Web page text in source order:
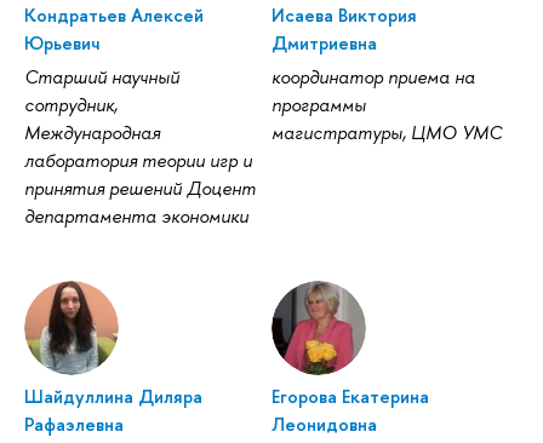
Кондратьев Алексей
Юрьевич
Старший научный
сотрудник,
Международная
лаборатория теории игр и
принятия решений Доцент
департамента экономики
Исаева Виктория
Дмитриевна
координатор приема на
программы
магистратуры, ЦМО УМС
Шайдуллина Диляра
Рафаэлевна
Егорова Екатерина
Леонидовна